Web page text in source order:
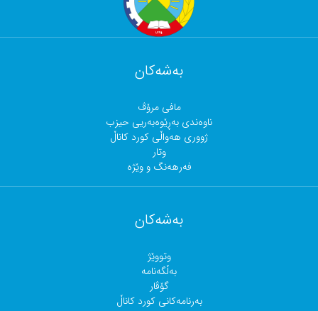
بەشەکان
مافی مرۆڤ
ناوەندی بەڕێوەبەریی حیزب
ژووری هەواڵی کورد کاناڵ
وتار
فەرهەنگ و وێژە
بەشەکان
وتووێژ
بەڵگەنامە
گۆڤار
بەرنامەکانی کورد کاناڵ